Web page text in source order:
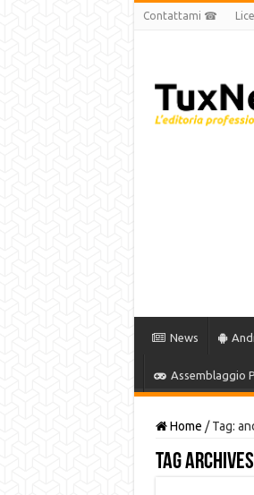
Contattami ☎
News
Assemblaggio
Home / Tag:
Tag